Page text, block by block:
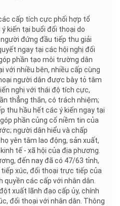
cấp tích cực phối hợp tổ
kiến tại buổi đối thoại do
đứng đầu tiếp thu giải
ngay tại các hội nghị đối
phần tạo môi trường dân
với nhiều bên, nhiều cấp cùng
người dân được bày tỏ tâm
nghị với thái độ tích cực,
thẳng thắn, có trách nhiệm;
thu hầu hết các ý kiến ngay tại
phần củng cố niềm tin của
người dân hiểu và chấp
yên tâm lao động, sản xuất,
tế - xã hội của địa phương.
đến nay đã có 47/63 tỉnh,
xúc, đối thoại trực tiếp của
quyền các cấp với nhân dân.
xuất lãnh đạo cấp ủy, chính
đối thoại với nhân dân. Thông